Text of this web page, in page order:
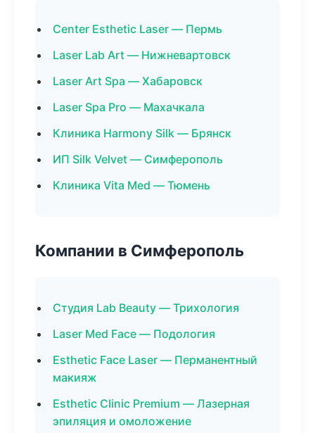
Center Esthetic Laser — Пермь
Laser Lab Art — Нижневартовск
Laser Art Spa — Хабаровск
Laser Spa Pro — Махачкала
Клиника Harmony Silk — Брянск
ИП Silk Velvet — Симферополь
Клиника Vita Med — Тюмень
Компании в Симферополь
Студия Lab Beauty — Трихология
Laser Med Face — Подология
Esthetic Face Laser — Перманентный
макияж
Esthetic Clinic Premium — Лазерная
эпиляция и омоложение